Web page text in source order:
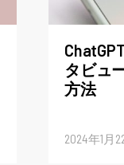
タビュ
方法
2024年1月